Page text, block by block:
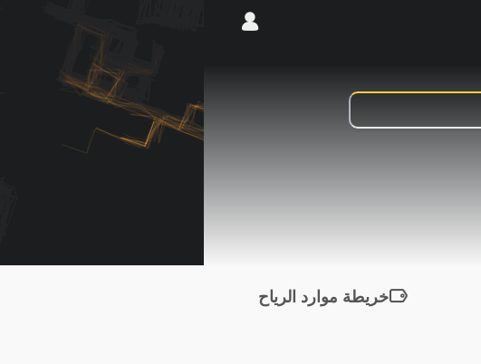
خريطة موارد الرياح